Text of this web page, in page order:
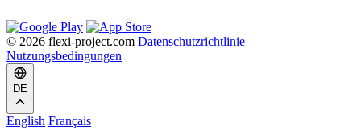
© 2026 flexi-project.com Datenschutzrichtlinie
Nutzungsbedingungen
DE
English Français